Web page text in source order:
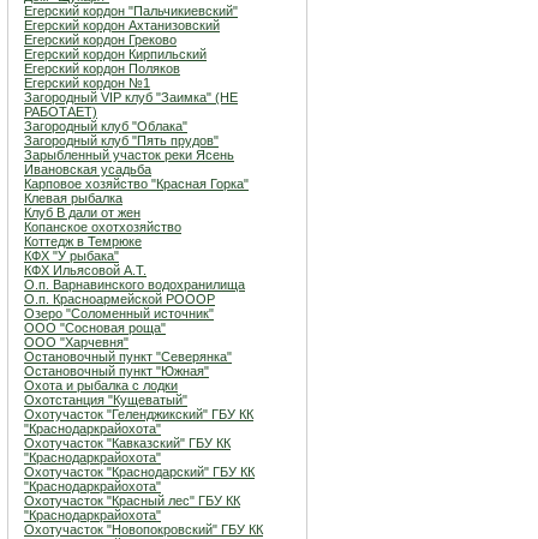
Егерский кордон "Пальчикиевский"
Егерский кордон Ахтанизовский
Егерский кордон Греково
Егерский кордон Кирпильский
Егерский кордон Поляков
Егерский кордон №1
Загородный VIP клуб "Заимка" (НЕ
РАБОТАЕТ)
Загородный клуб "Облака"
Загородный клуб "Пять прудов"
Зарыбленный участок реки Ясень
Ивановская усадьба
Карповое хозяйство "Красная Горка"
Клевая рыбалка
Клуб В дали от жен
Копанское охотхозяйство
Коттедж в Темрюке
КФХ "У рыбака"
КФХ Ильясовой А.Т.
О.п. Варнавинского водохранилища
О.п. Красноармейской РОООР
Озеро "Соломенный источник"
ООО "Сосновая роща"
ООО "Харчевня"
Остановочный пункт "Северянка"
Остановочный пункт "Южная"
Охота и рыбалка с лодки
Охотстанция "Кущеватый"
Охотучасток "Геленджикский" ГБУ КК
"Краснодаркрайохота"
Охотучасток "Кавказский" ГБУ КК
"Краснодаркрайохота"
Охотучасток "Краснодарский" ГБУ КК
"Краснодаркрайохота"
Охотучасток "Красный лес" ГБУ КК
"Краснодаркрайохота"
Охотучасток "Новопокровский" ГБУ КК